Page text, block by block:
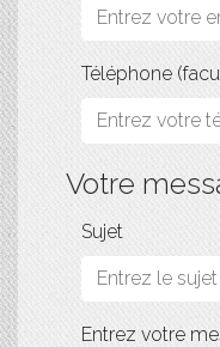
Téléphone
Votre
Sujet
Entrez votre